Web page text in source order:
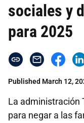
sociales y
para 2025
Published March 12,
La administración
para negar a las